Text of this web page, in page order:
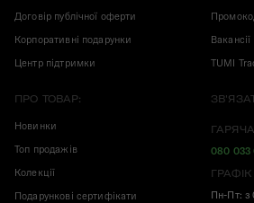
Договір публічної оферти
Корпоративні подарунки
Центр підтримки
Вакансії
TUMI
ПРО ТОВАР:
Новинки
Топ продажів
Колекції
Подарункові сертифікати
080 033
Пн-Пт: з